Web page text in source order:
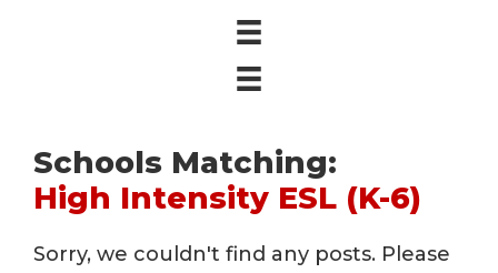
Schools Matching:
High Intensity ESL (K-6)
Sorry, we couldn't find any posts. Please